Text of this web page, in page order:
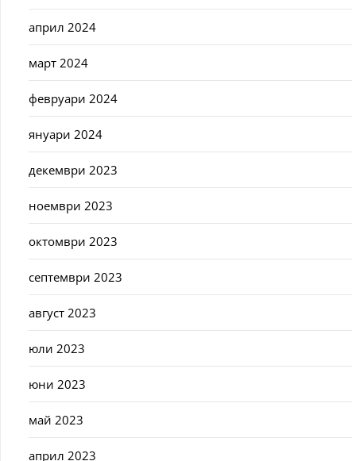
април 2024
март 2024
февруари 2024
януари 2024
декември 2023
ноември 2023
октомври 2023
септември 2023
август 2023
юли 2023
юни 2023
май 2023
април 2023